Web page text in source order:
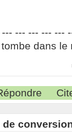
--- --- --- ---
dans le